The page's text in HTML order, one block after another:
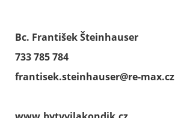
Bc. František Šteinhauser
733 785 784
frantisek.steinhauser@re-max.cz